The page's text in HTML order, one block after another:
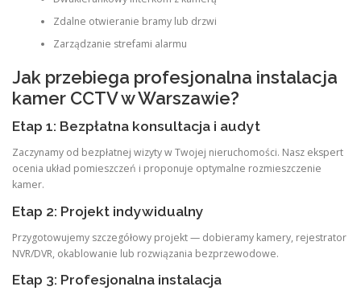
Zdalne otwieranie bramy lub drzwi
Zarządzanie strefami alarmu
Jak przebiega profesjonalna instalacja
kamer CCTV w Warszawie?
Etap 1: Bezpłatna konsultacja i audyt
Zaczynamy od bezpłatnej wizyty w Twojej nieruchomości. Nasz ekspert
ocenia układ pomieszczeń i proponuje optymalne rozmieszczenie
kamer.
Etap 2: Projekt indywidualny
Przygotowujemy szczegółowy projekt — dobieramy kamery, rejestrator
NVR/DVR, okablowanie lub rozwiązania bezprzewodowe.
Etap 3: Profesjonalna instalacja